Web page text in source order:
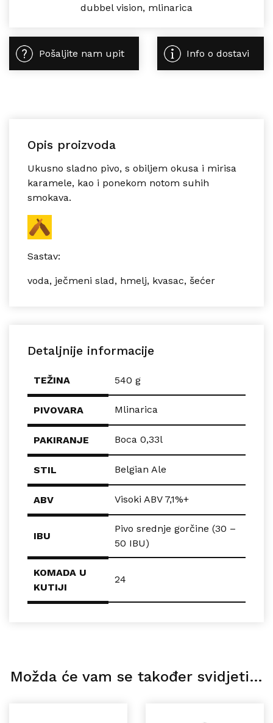
dubbel vision, mlinarica
Pošaljite nam upit Info o dostavi
Opis proizvoda
Ukusno sladno pivo, s obiljem okusa i mirisa
karamele, kao i ponekom notom suhih
smokava.
Sastav:
voda, ječmeni slad, hmelj, kvasac, šećer
Detaljnije informacije
TEŽINA 540 g
PIVOVARA Mlinarica
PAKIRANJE Boca 0,33l
STIL Belgian Ale
ABV Visoki ABV 7,1%+
IBU
Pivo srednje gorčine (30 –
50 IBU)
KOMADA U
KUTIJI
24
Možda će vam se također svidjeti…